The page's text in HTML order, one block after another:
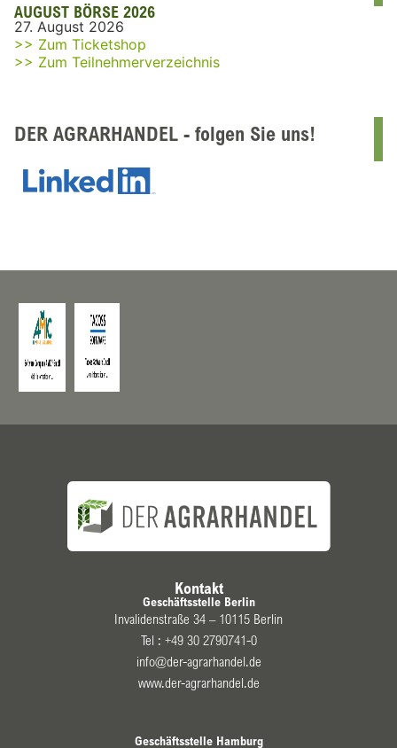
AUGUST BÖRSE 2026
27. August 2026
>> Zum Ticketshop
>> Zum Teilnehmerverzeichnis
DER AGRARHANDEL - folgen Sie uns!
Kontakt
Geschäftsstelle Berlin
Invalidenstraße 34 – 10115 Berlin
Tel : +49 30 2790741-0
info@der-agrarhandel.de
www.der-agrarhandel.de
Geschäftsstelle Hamburg